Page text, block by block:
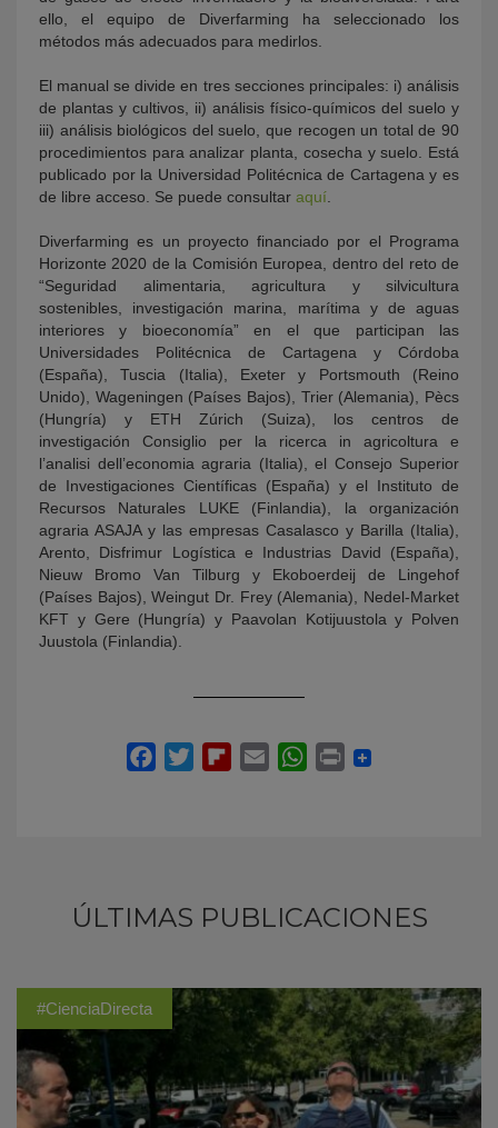
ello, el equipo de Diverfarming ha seleccionado los
métodos más adecuados para medirlos.
El manual se divide en tres secciones principales: i) análisis
de plantas y cultivos, ii) análisis físico-químicos del suelo y
iii) análisis biológicos del suelo, que recogen un total de 90
procedimientos para analizar planta, cosecha y suelo. Está
publicado por la Universidad Politécnica de Cartagena y es
de libre acceso. Se puede consultar aquí.
Diverfarming es un proyecto financiado por el Programa
Horizonte 2020 de la Comisión Europea, dentro del reto de
“Seguridad alimentaria, agricultura y silvicultura
sostenibles, investigación marina, marítima y de aguas
interiores y bioeconomía” en el que participan las
Universidades Politécnica de Cartagena y Córdoba
(España), Tuscia (Italia), Exeter y Portsmouth (Reino
Unido), Wageningen (Países Bajos), Trier (Alemania), Pècs
(Hungría) y ETH Zúrich (Suiza), los centros de
investigación Consiglio per la ricerca in agricoltura e
l’analisi dell’economia agraria (Italia), el Consejo Superior
de Investigaciones Científicas (España) y el Instituto de
Recursos Naturales LUKE (Finlandia), la organización
agraria ASAJA y las empresas Casalasco y Barilla (Italia),
Arento, Disfrimur Logística e Industrias David (España),
Nieuw Bromo Van Tilburg y Ekoboerdeij de Lingehof
(Países Bajos), Weingut Dr. Frey (Alemania), Nedel-Market
KFT y Gere (Hungría) y Paavolan Kotijuustola y Polven
Juustola (Finlandia).
ÚLTIMAS PUBLICACIONES
#CienciaDirecta